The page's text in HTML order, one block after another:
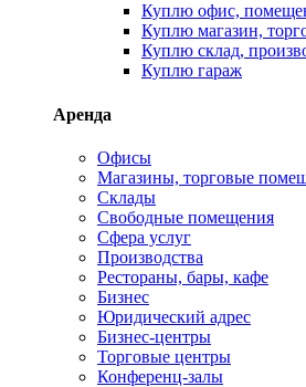
Куплю офис,
Куплю магазин,
Куплю склад,
Куплю гараж
Аренда
Офисы
Магазины, торговые
Склады
Свободные помещения
Сфера услуг
Производства
Рестораны, бары, кафе
Бизнес
Юридический адрес
Бизнес-центры
Торговые центры
Конференц-залы